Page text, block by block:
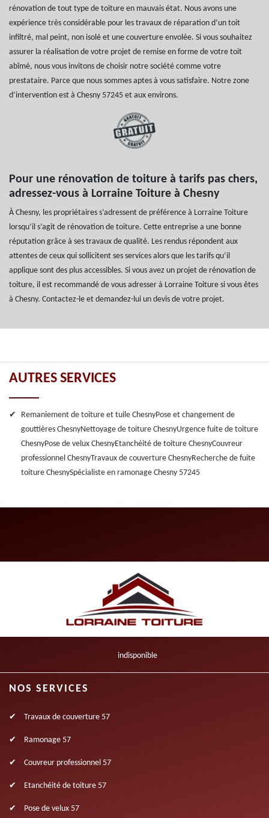
rénovation de tout type de toiture en mauvais état. Nous avons une
expérience très considérable pour les travaux de réparation d’un toit
infiltré, mal peint, non isolé et une couverture envolée. Si vous souhaitez
assurer la réalisation de votre projet de remise en forme de votre toit
abîmé, nous vous invitons de choisir notre société comme votre
prestataire. Parce que nous sommes aptes à vous satisfaire. Notre zone
d’intervention est à Chesny 57245 et aux environs.
Pour une rénovation de toiture à tarifs pas chers,
adressez-vous à Lorraine Toiture à Chesny
À Chesny, les propriétaires s’adressent de préférence à Lorraine Toiture
lorsqu’il s’agit de rénovation de toiture. Cette entreprise a une bonne
réputation grâce à ses travaux de qualité. Les rendus répondent aux
attentes de ceux qui sollicitent ses services alors que les tarifs qu’il
applique sont des plus accessibles. Si vous avez un projet de rénovation de
toiture, il est recommandé de vous adresser à Lorraine Toiture si vous êtes
à Chesny. Contactez-le et demandez-lui un devis de votre projet.
AUTRES SERVICES
Remaniement de toiture et tuile ChesnyPose et changement de
gouttières ChesnyNettoyage de toiture ChesnyUrgence fuite de toiture
ChesnyPose de velux ChesnyEtanchéité de toiture ChesnyCouvreur
professionnel ChesnyTravaux de couverture ChesnyRecherche de fuite
toiture ChesnySpécialiste en ramonage Chesny 57245
indisponible
NOS SERVICES
Travaux de couverture 57
Ramonage 57
Couvreur professionnel 57
Etanchéité de toiture 57
Pose de velux 57